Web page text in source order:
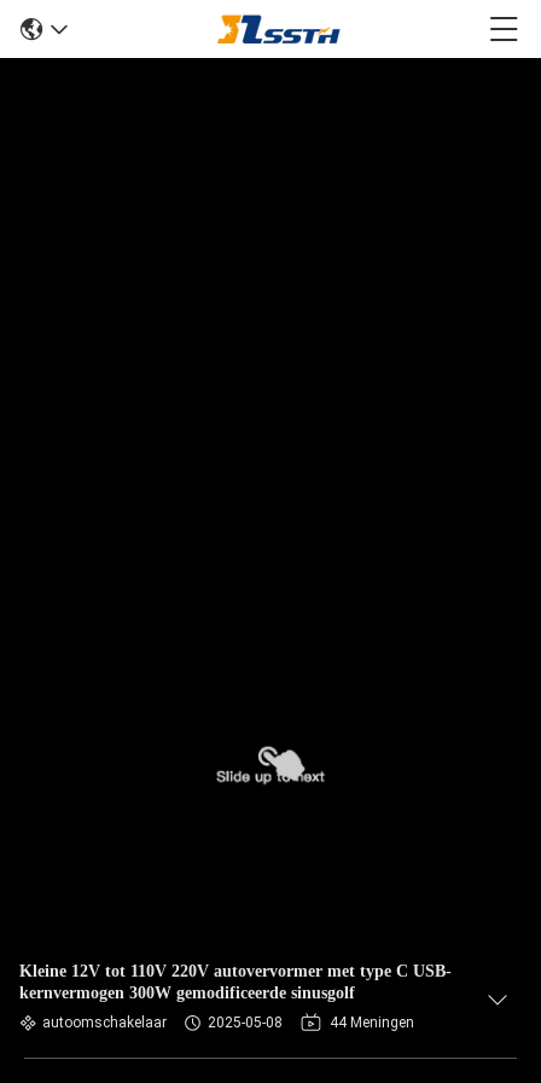
Kleine 12V tot 110V 220V autovervormer met type C USB-
kernvermogen 300W gemodificeerde sinusgolf
autoomschakelaar 2025-05-08 44 Meningen